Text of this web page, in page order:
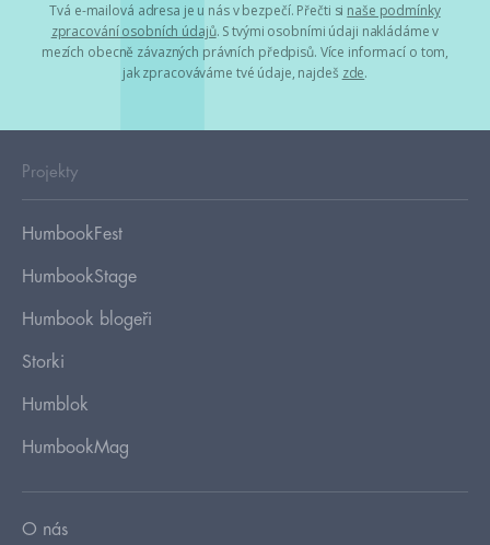
Tvá e-mailová adresa je u nás v bezpečí. Přečti si naše podmínky
zpracování osobních údajů. S tvými osobními údaji nakládáme v
mezích obecně závazných právních předpisů. Více informací o tom,
jak zpracováváme tvé údaje, najdeš zde.
Projekty
HumbookFest
HumbookStage
Humbook blogeři
Storki
Humblok
HumbookMag
O nás